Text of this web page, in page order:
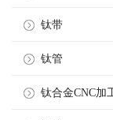
钛带
钛管
钛合金CNC加